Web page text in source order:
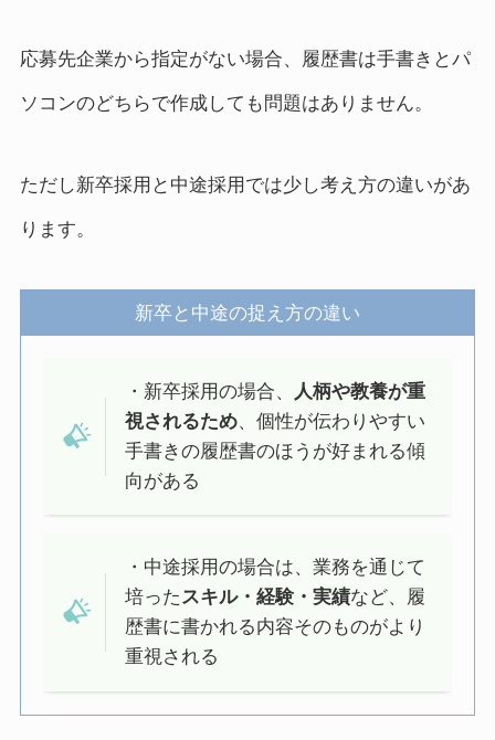
応募先企業から指定がない場合、履歴書は手書きとパ
ソコンのどちらで作成しても問題はありません。
ただし新卒採用と中途採用では少し考え方の違いがあ
ります。
新卒と中途の捉え方の違い
・新卒採用の場合、
人柄や教養が重
視されるため、個性が伝わりやすい
手書きの履歴書のほうが好まれる傾
向がある
・中途採用の場合は、業務を通じて
培ったスキル・経験・実績など、履
歴書に書かれる内容そのものがより
重視される